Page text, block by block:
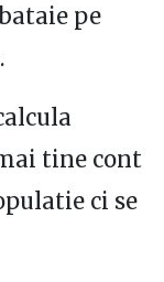
pe
tine cont
ci se